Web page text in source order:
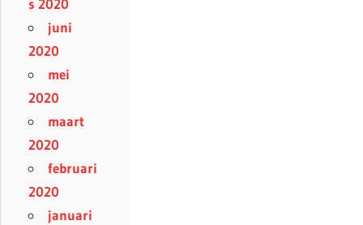
s 2020
juni
2020
mei
2020
maart
2020
februari
2020
januari